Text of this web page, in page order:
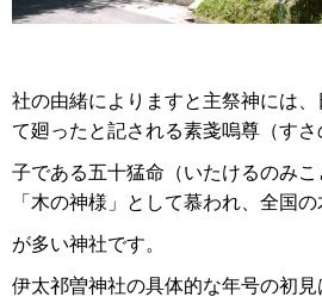
社の由緒によりますと主祭神には、
て廻ったと記される素戔嗚尊（す
子である五十猛命（いたけるのみこ
「木の神様」として慕われ、全国
が多い神社です。
伊太祁曽神社の具体的な年号の初